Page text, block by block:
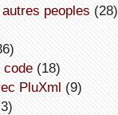
autres peoples (28)
code(18)
PluXml (9)